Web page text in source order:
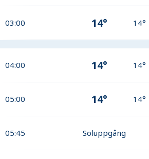
03:00 14° 14°
04:00 14° 14°
05:00 14° 14°
05:45 Soluppgång